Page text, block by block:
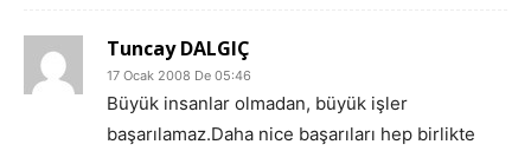
Tuncay DALGIÇ
17 Ocak 2008 De 05:46
Büyük insanlar olmadan, büyük işler
başarılamaz.Daha nice başarıları hep birlikte